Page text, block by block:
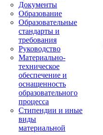
Документы
Образование
Образовательные
стандарты и
требования
Руководство
Материально-
техническое
обеспечение и
оснащенность
образовательного
процесса
Стипендии и иные
виды
материальной